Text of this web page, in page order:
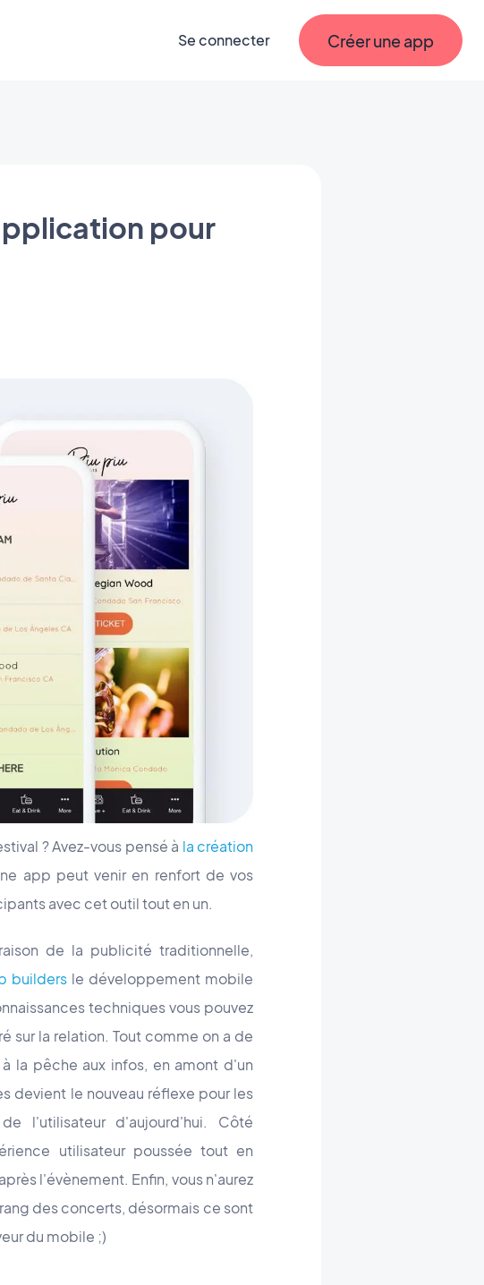
Se connecter Créer une app
pour
? Avez-vous pensé à la création
app peut venir en renfort de vos
avec cet outil tout en un.
de la publicité traditionnelle,
builders le développement mobile
techniques vous pouvez
sur la relation. Tout comme on a de
la pêche aux infos, en amont d'un
devient le nouveau réflexe pour les
l'utilisateur d'aujourd'hui. Côté
utilisateur poussée tout en
l'évènement. Enfin, vous n'aurez
des concerts, désormais ce sont
du mobile ;)